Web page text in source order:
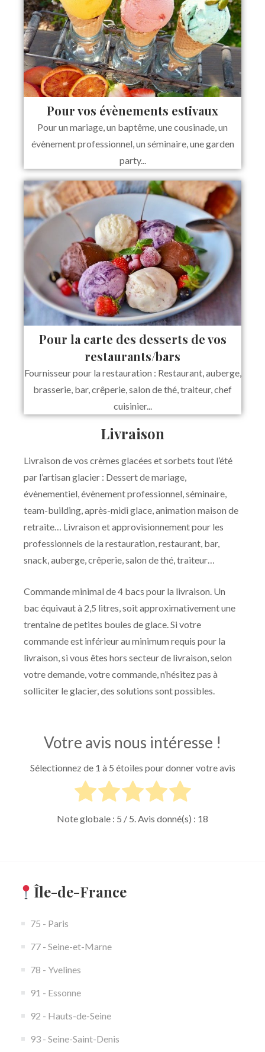
Pour vos évènements estivaux
Pour un mariage, un baptême, une cousinade, un
évènement professionnel, un séminaire, une garden
party...
Pour la carte des desserts de vos
restaurants/bars
Fournisseur pour la restauration : Restaurant, auberge,
brasserie, bar, crêperie, salon de thé, traiteur, chef
cuisinier...
Livraison
Livraison de vos crèmes glacées et sorbets tout l’été
par l’artisan glacier : Dessert de mariage,
évènementiel, évènement professionnel, séminaire,
team-building, après-midi glace, animation maison de
retraite… Livraison et approvisionnement pour les
professionnels de la restauration, restaurant, bar,
snack, auberge, crêperie, salon de thé, traiteur…
Commande minimal de 4 bacs pour la livraison. Un
bac équivaut à 2,5 litres, soit approximativement une
trentaine de petites boules de glace. Si votre
commande est inférieur au minimum requis pour la
livraison, si vous êtes hors secteur de livraison, selon
votre demande, votre commande, n’hésitez pas à
solliciter le glacier, des solutions sont possibles.
Votre avis nous intéresse !
Sélectionnez de 1 à 5 étoiles pour donner votre avis
Note globale : 5 / 5. Avis donné(s) : 18
Île-de-France
75 - Paris
77 - Seine-et-Marne
78 - Yvelines
91 - Essonne
92 - Hauts-de-Seine
93 - Seine-Saint-Denis